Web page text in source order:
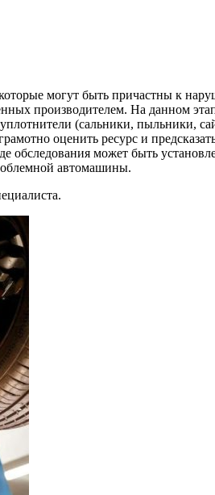
могут быть причастны к
производителем. На данном
(сальники, пыльники,
оценить ресурс и
может быть
автомашины.